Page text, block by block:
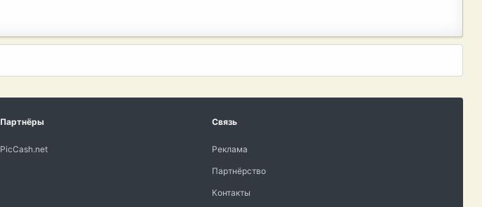
Партнёры
PicCash.net
Связь
Реклама
Партнёрство
Контакты